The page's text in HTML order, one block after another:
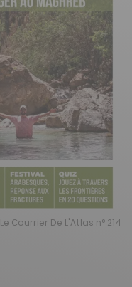
Le Courrier De L'Atlas n° 214